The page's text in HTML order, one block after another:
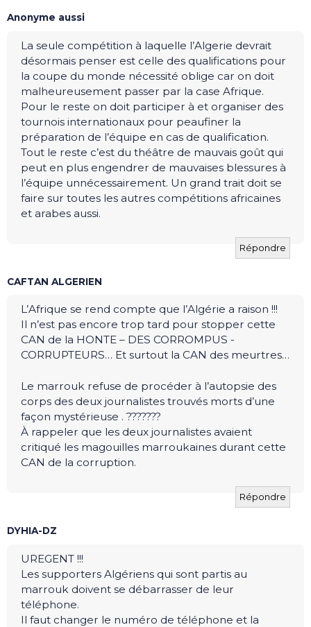
Anonyme aussi
La seule compétition à laquelle l’Algerie devrait
désormais penser est celle des qualifications pour
la coupe du monde nécessité oblige car on doit
malheureusement passer par la case Afrique.
Pour le reste on doit participer à et organiser des
tournois internationaux pour peaufiner la
préparation de l’équipe en cas de qualification.
Tout le reste c’est du théâtre de mauvais goût qui
peut en plus engendrer de mauvaises blessures à
l’équipe unnécessairement. Un grand trait doit se
faire sur toutes les autres compétitions africaines
et arabes aussi.
Répondre
CAFTAN ALGERIEN
L’Afrique se rend compte que l’Algérie a raison !!!
Il n’est pas encore trop tard pour stopper cette
CAN de la HONTE – DES CORROMPUS -
CORRUPTEURS… Et surtout la CAN des meurtres…
Le marrouk refuse de procéder à l’autopsie des
corps des deux journalistes trouvés morts d’une
façon mystérieuse . ???????
À rappeler que les deux journalistes avaient
critiqué les magouilles marroukaines durant cette
CAN de la corruption.
Répondre
DYHIA-DZ
UREGENT !!!
Les supporters Algériens qui sont partis au
marrouk doivent se débarrasser de leur
téléphone.
Il faut changer le numéro de téléphone et la